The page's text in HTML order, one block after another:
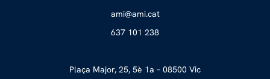
tac.i
ma@im
a
637 101 238
Plaça Major, 25, 5è 1a – 08500 Vic